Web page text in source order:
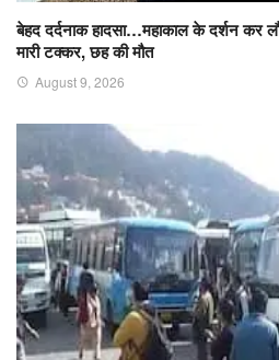
बेहद दर्दनाक हादसा…महाकाल के दर्शन कर
मारी टक्कर, छह की मौत
August 9, 2026